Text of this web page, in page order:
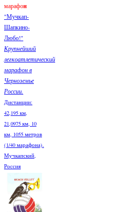
марафон
"Мучкап-
Шапкино-
Любо!"
Крупнейший
легкоатлетический
марафон в
Черноземье
России.
Дистанции:
42,195 км,
21,0975 км, 10
км, 1055 метров
(1/40 марафона).
Мучкапский,
Россия